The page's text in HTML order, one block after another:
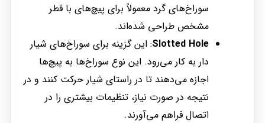
سوراخ‌های گرد معمولاً برای پیچ‌های با قطر
مشخص طراحی شده‌اند.
Slotted Hole: این گزینه برای سوراخ‌های شیار
دار به کار می‌رود. این نوع سوراخ‌ها به پیچ‌ها
اجازه می‌دهند تا در راستای شیار حرکت کنند و در
نتیجه در صورت نیاز، تنظیمات بیشتری را در
اتصال فراهم می‌آورند.